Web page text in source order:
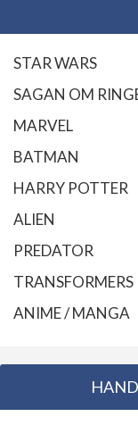
STAR WARS
SAGAN OM
MARVEL
BATMAN
HARRY POTTER
ALIEN
PREDATOR
TRANSFORMERS
ANIME / MANGA